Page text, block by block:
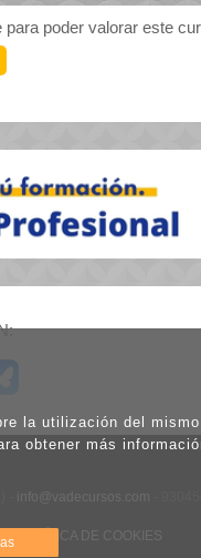
poder valorar este
info@vadecursos.com
POLÍTICA DE COOKIES
la utilización del
obtener más